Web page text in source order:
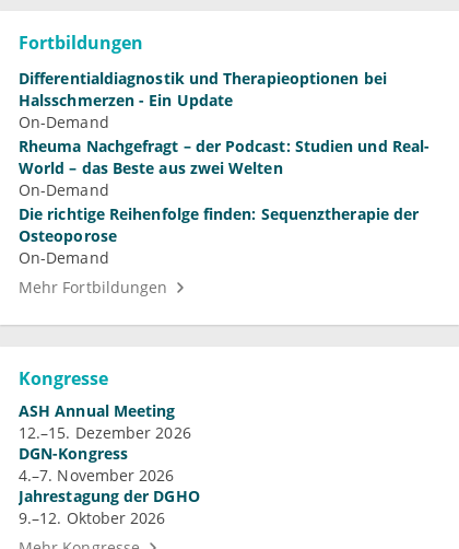
Fortbildungen
Differentialdiagnostik und Therapieoptionen bei
Halsschmerzen - Ein Update
On-Demand
Rheuma Nachgefragt – der Podcast: Studien und Real-
World – das Beste aus zwei Welten
On-Demand
Die richtige Reihenfolge finden: Sequenztherapie der
Osteoporose
On-Demand
Mehr Fortbildungen
Kongresse
ASH Annual Meeting
12.–15. Dezember 2026
DGN-Kongress
4.–7. November 2026
Jahrestagung der DGHO
9.–12. Oktober 2026